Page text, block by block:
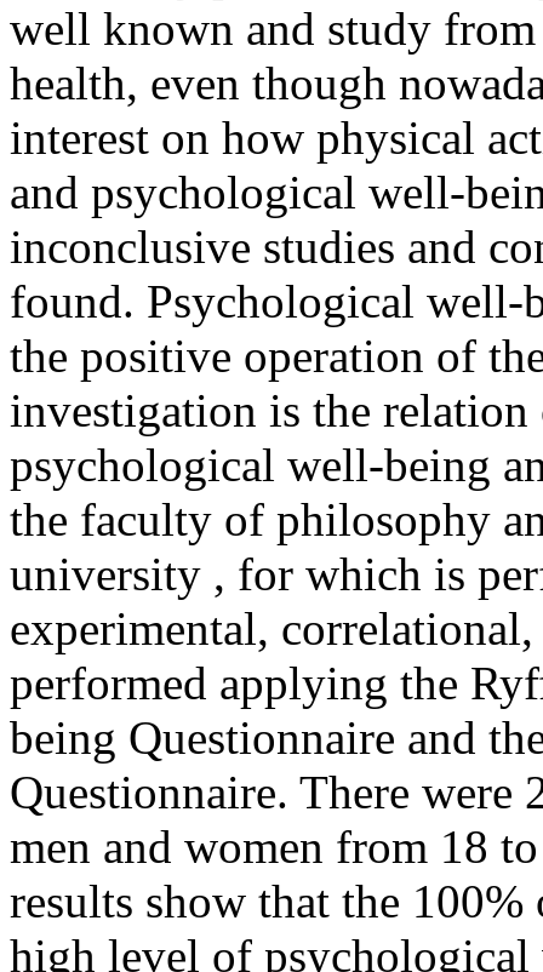
The study part of the
well known and study
health, even though
interest on how physical
and psychological well-
inconclusive studies and
found. Psychological well-
the positive operation of
investigation is the relation
psychological well-being
the faculty of philosophy
university , for which is
experimental, correlational,
performed applying the
being Questionnaire and
Questionnaire. There were
men and women from 18
results show that the 100%